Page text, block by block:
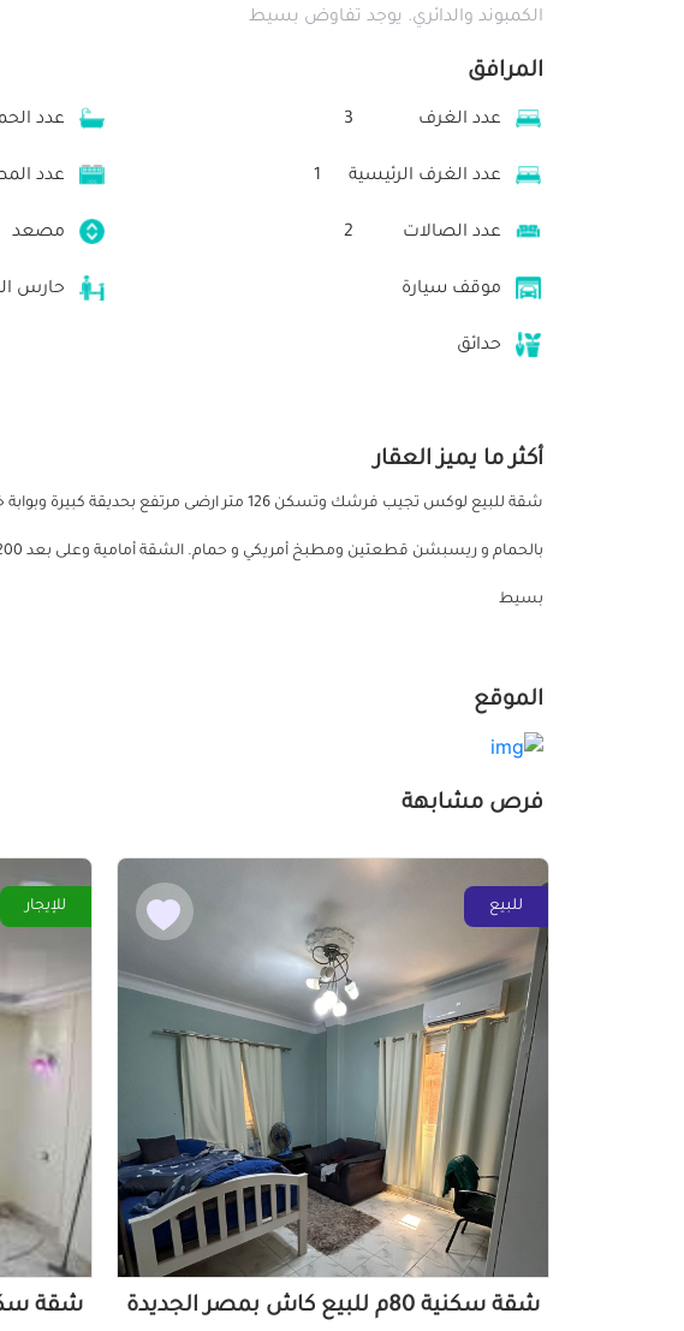
الكمبوند والدائري. يوجد تفاوض بسيط
المرافق
عدد الغرف 3 عدد
عدد الغرف الرئيسية 1 عدد
عدد الصالات 2 مصعد
موقف سيارة حارس
حدائق
أكثر ما يميز العقار
بسيط
الموقع
فرص مشابهة
للبيع
شقة سكنية 80م للبيع كاش بمصر الجديدة
للإيجار